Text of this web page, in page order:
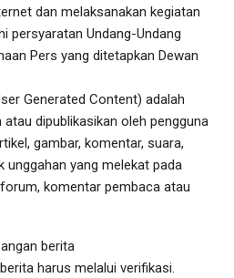
dan melaksanakan kegiatan
persyaratan Undang-Undang
Pers yang ditetapkan Dewan
Generated Content) adalah
dipublikasikan oleh pengguna
gambar, komentar, suara,
unggahan yang melekat pada
komentar pembaca atau
berita
harus melalui verifikasi.